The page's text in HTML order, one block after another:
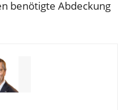
benötigte Abdeckung